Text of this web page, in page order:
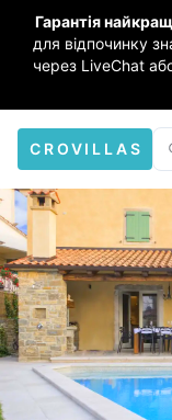
Гарантія
для відпочинку
через LiveChat
CROVILLAS